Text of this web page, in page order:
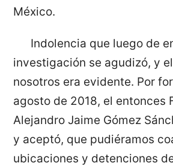
México.
Indolencia que luego de
investigación se agudizó, y
nosotros era evidente. Por
agosto de 2018, el entonces
Alejandro Jaime Gómez
y aceptó, que pudiéramos
ubicaciones y detenciones